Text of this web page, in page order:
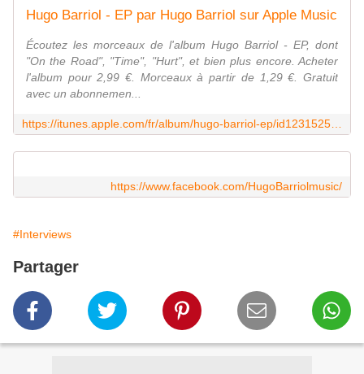
Hugo Barriol - EP par Hugo Barriol sur Apple Music
Écoutez les morceaux de l'album Hugo Barriol - EP, dont
"On the Road", "Time", "Hurt", et bien plus encore. Acheter
l'album pour 2,99 €. Morceaux à partir de 1,29 €. Gratuit
avec un abonnemen...
https://www.facebook.com/HugoBarriolmusic/
#Interviews
Partager